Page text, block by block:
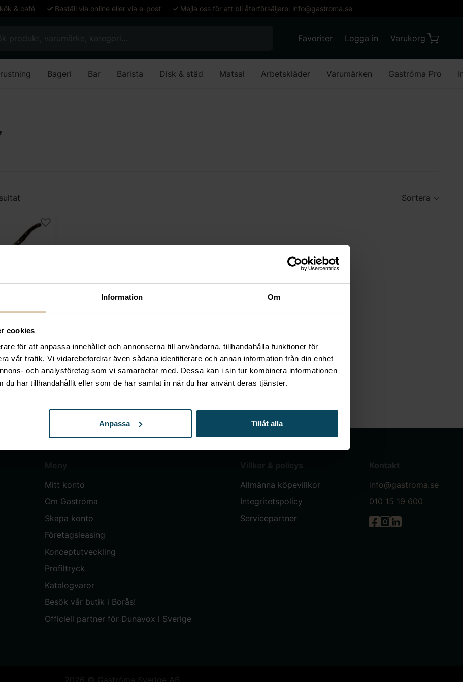
Information Om
cookies
för att anpassa innehållet och annonserna till användarna, tillhandahålla funktioner för
vår trafik. Vi vidarebefordrar även sådana identifierare och annan information från din enhet
och analysföretag som vi samarbetar med. Dessa kan i sin tur kombinera informationen
du har tillhandahållit eller som de har samlat in när du har använt deras tjänster.
Anpassa Tillåt alla
& café Beställ via online eller via e-post Mejla oss för att bli återförsäljare: info@gastroma.se
När automatisk komplettering av resultat är
Favoriter
Favoriter Logga in
Mitt konto Varukorg Varukorg
Bageri Bar Barista Disk & städ Matsal Arbetskläder Varumärken Gastróma Pro
Sortera
International
Trä, 270
ursprungliga priset var: 799,20 kr.
krDet nuvarande priset är: 559,44 kr.
Mitt konto
Om Gastróma
Skapa konto
Företagsleasing
Konceptutveckling
Profiltryck
Katalogvaror
Besök vår butik i Borås!
Officiell partner för Dunavox i Sverige
Allmänna köpevillkor
Integritetspolicy
Servicepartner
Kontakt
info@gastroma.se
010 15 19 600
Gastróma på Facebook
Gastróma på
Gastróma på